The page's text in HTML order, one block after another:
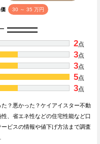
30 ～ 35 万円
2点
3点
3点
5点
3点
？悪かった？ケイアイスター不動
、省エネ性などの住宅性能など口
ビスの情報や値下げ方法まで調査